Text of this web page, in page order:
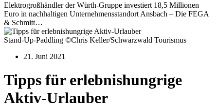
Elektrogroßhändler der Würth-Gruppe investiert 18,5 Millionen
Euro in nachhaltigen Unternehmensstandort Ansbach – Die FEGA
& Schmitt…
Stand-Up-Paddling ©Chris Keller/Schwarzwald Tourismus
21. Juni 2021
Tipps für erlebnishungrige
Aktiv-Urlauber